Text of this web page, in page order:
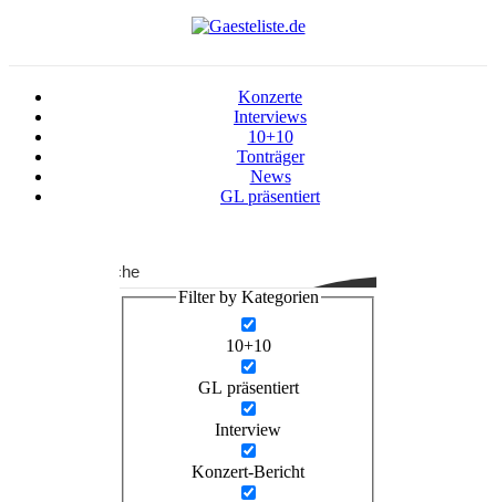
Konzerte
Interviews
10+10
Tonträger
News
GL präsentiert
Suche
Filter by Kategorien
10+10
GL präsentiert
Interview
Konzert-Bericht